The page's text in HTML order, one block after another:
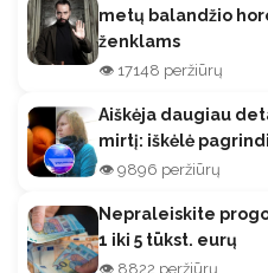
metų balandžio
ženklams
👁️ 17148 peržiūrų
Aiškėja daugiau
mirtį: iškėlė
👁️ 9896 peržiūrų
Nepraleiskite
1 iki 5 tūkst. eurų
👁️ 8822 peržiūrų